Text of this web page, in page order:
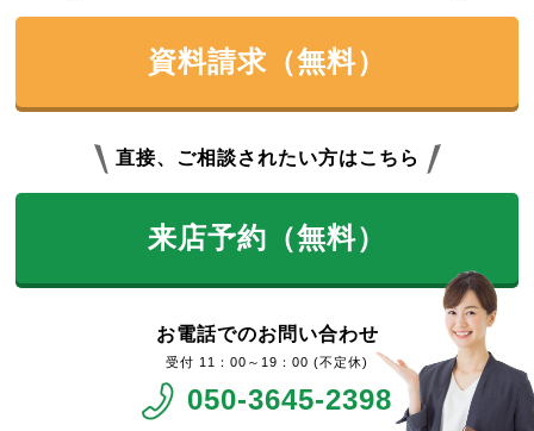
資料請求（無料）
直接、ご相談されたい方はこちら
来店予約（無料）
お電話でのお問い合わせ
11：00～19：00 (不定休)
050-3645-2398